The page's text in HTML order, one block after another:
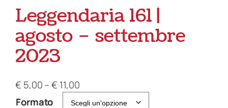
Leggendaria 161 |
agosto – settembre
2023
€ 5,00–€ 11,00F
Formato